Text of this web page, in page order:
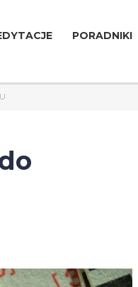
PORADNIKI